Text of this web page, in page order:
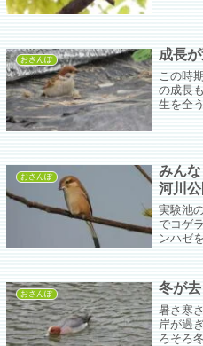
おさんぽ 成長
この時
の成長
生を全
おさんぽ
みんな
河川公
実験池
でコゲ
ンハゼ
ミング
いない
い。
おさんぽ 冬が
暑さ寒
岸が過
ろそろ